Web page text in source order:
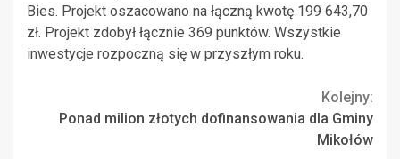
Bies. Projekt oszacowano na łączną kwotę 199 643,70
zł. Projekt zdobył łącznie 369 punktów. Wszystkie
inwestycje rozpoczną się w przyszłym roku.
Continue
Kolejny:
Ponad milion złotych dofinansowania dla Gminy
Mikołów